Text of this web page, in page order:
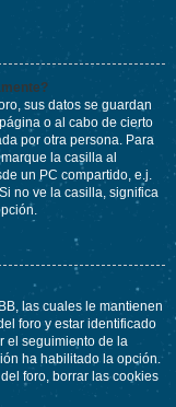
sus datos se guardan
o al cabo de cierto
por otra persona. Para
la casilla al
un PC compartido, e.j.
no ve la casilla, significa
las cuales le mantienen
foro y estar identificado
el seguimiento de la
ha habilitado la opción.
foro, borrar las cookies